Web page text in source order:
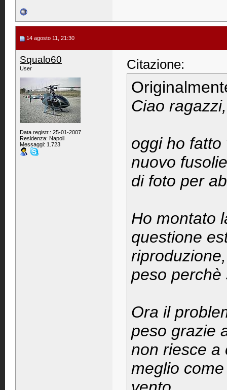
14 agosto 11, 21:30
Squalo60
User
Data registr.: 25-01-2007
Residenza: Napoli
Messaggi: 1.723
Citazione:
Ciao ragazzi,
oggi ho
nuovo
di foto per
Ho montato
questione
peso perchè
Ora il
peso grazie
non riesce a
meglio